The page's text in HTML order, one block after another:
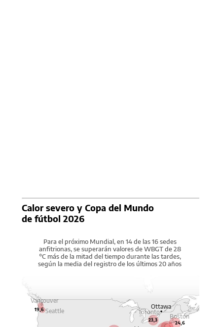
Calor severo y Copa del Mundo
de fútbol 2026
Para el próximo Mundial, en 14 de las 16 sedes
anfitrionas, se superarán valores de WBGT de 28
°C más de la mitad del tiempo durante las tardes,
según la media del registro de los últimos 20 años
Vancouver
Ottawa
19,6 Seattle Toronto
Boston
23,3
24,6